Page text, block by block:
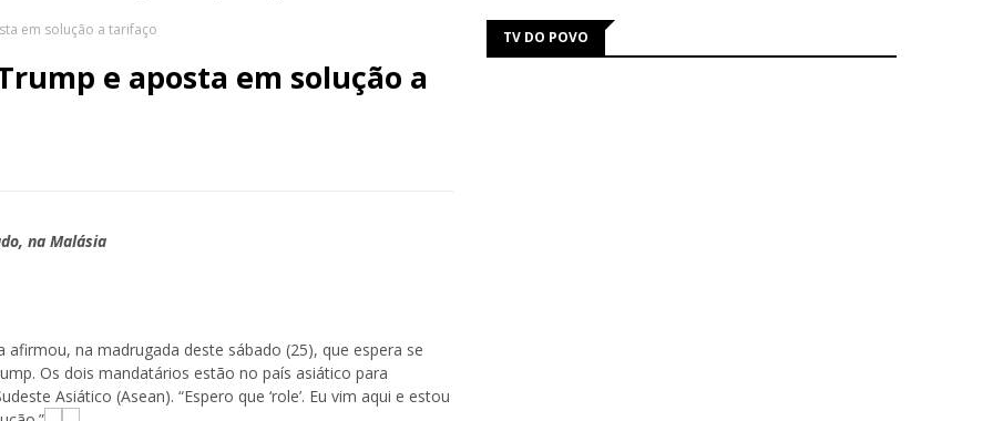
em solução a tarifaço
e aposta em solução a
na Malásia
afirmou, na madrugada deste sábado (25), que espera se
Os dois mandatários estão no país asiático para
Asiático (Asean). “Espero que ‘role’. Eu vim aqui e estou
TV DO POVO